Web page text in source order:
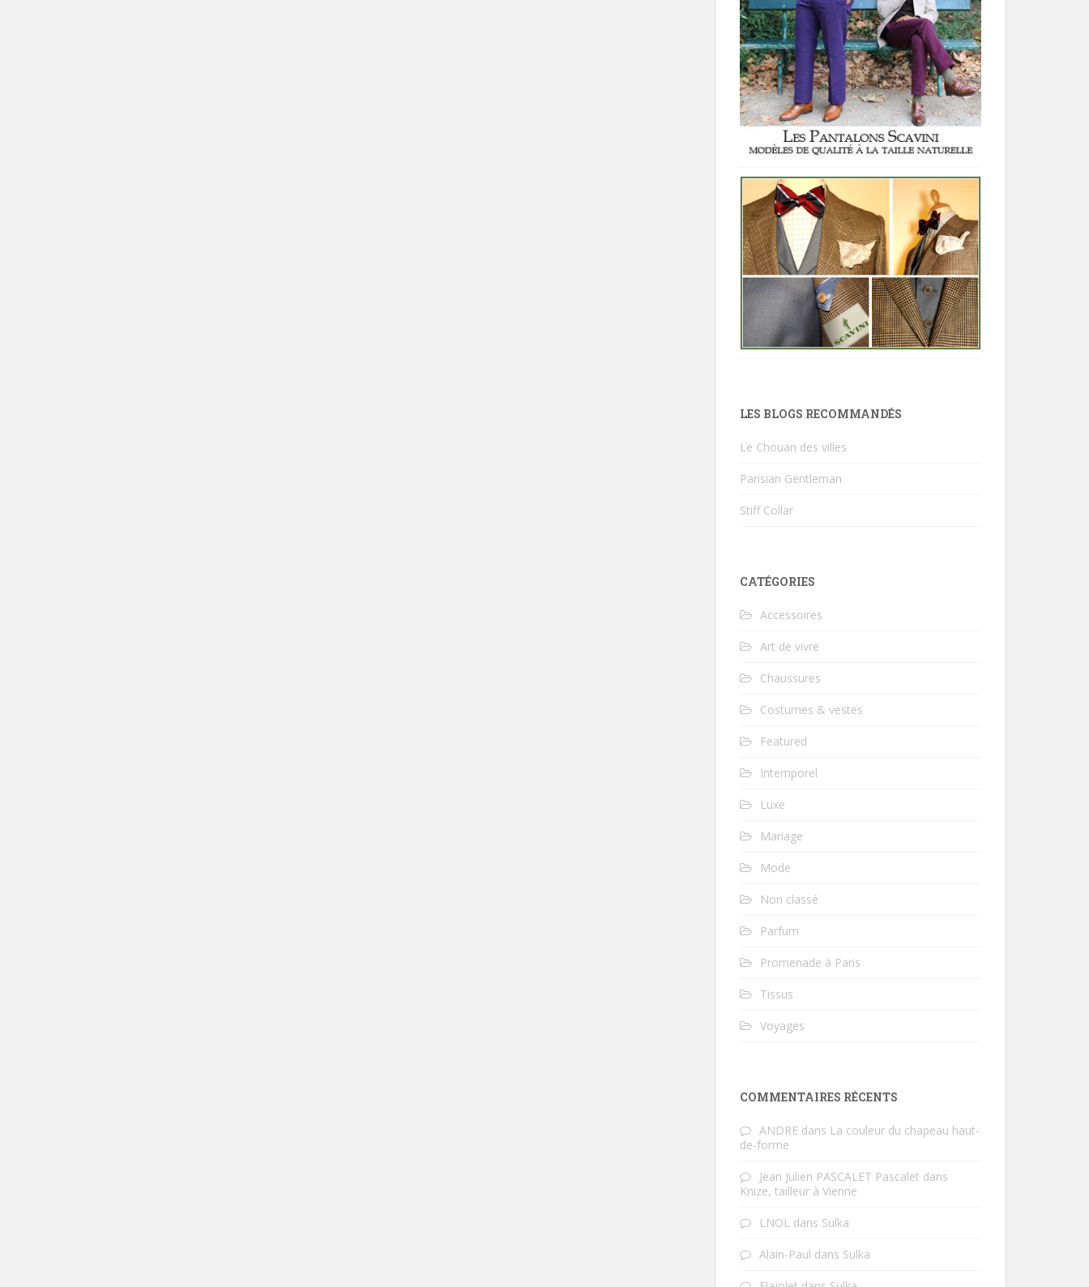
LES BLOGS RECOMMANDÉS
Le Chouan des villes
Parisian Gentleman
Stiff Collar
CATÉGORIES
Accessoires
Art de vivre
Chaussures
Costumes & vestes
Featured
Intemporel
Luxe
Mariage
Mode
Non classé
Parfum
Promenade à Paris
Tissus
Voyages
COMMENTAIRES RÉCENTS
ANDRE dans La couleur du chapeau haut-
de-forme
Jean Julien PASCALET Pascalet dans
Knize, tailleur à Vienne
LNOL dans Sulka
Alain-Paul dans Sulka